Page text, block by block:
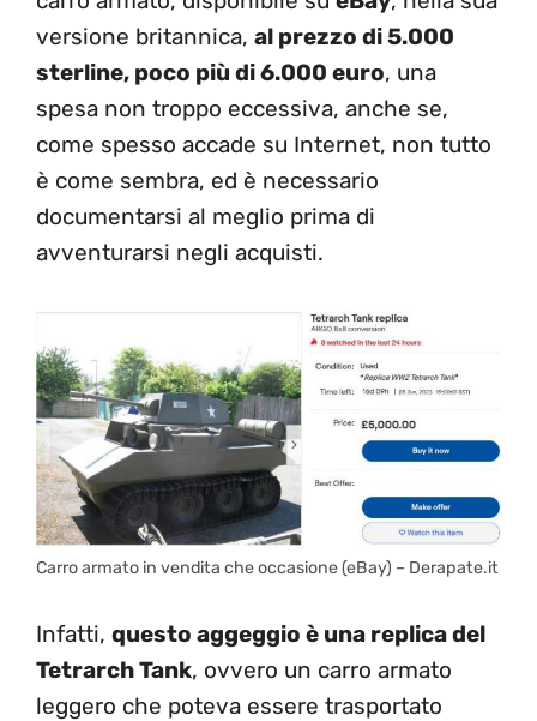
versione britannica, al prezzo di 5.000
sterline, poco più di 6.000 euro, una
spesa non troppo eccessiva, anche se,
come spesso accade su Internet, non tutto
è come sembra, ed è necessario
documentarsi al meglio prima di
avventurarsi negli acquisti.
Carro armato in vendita che occasione (eBay) – Derapate.it
Infatti, questo aggeggio è una replica del
Tetrarch Tank, ovvero un carro armato
leggero che poteva essere trasportato